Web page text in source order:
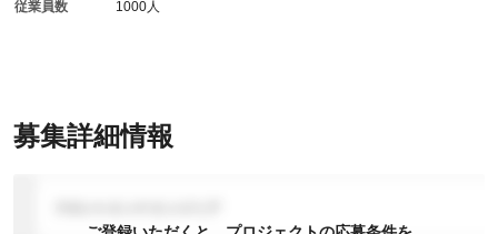
募集詳細情報
従業員数 1000人